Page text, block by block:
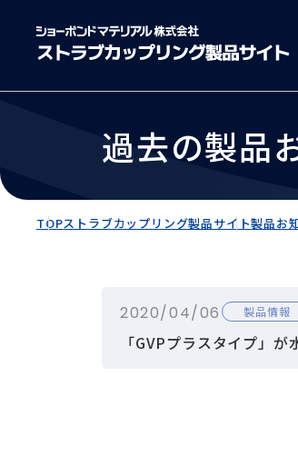
過去の製品
TOPストラブカップリング製品サイト製品お
2020/04/06 製品情報
「GVPプラスタイプ」が